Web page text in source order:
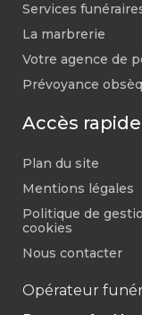
Services
La marbrerie
Votre agence de
Prévoyance
Accès rapide
Plan du site
Mentions légales
Politique de
cookies
Nous contacter
Opérateur